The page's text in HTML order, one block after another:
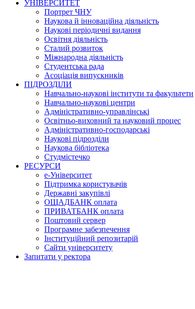
УНІВЕРСИТЕТ
Портрет ЧНУ
Наукова й інноваційна діяльність
Наукові періодичні видання
Освітня діяльність
Сталий розвиток
Міжнародна діяльність
Студентська рада
Асоціація випускників
ПІДРОЗДІЛИ
Навчально-наукові інститути та факультети
Навчально-наукові центри
Адміністративно-управлінські
Освітньо-виховний та науковий процес
Адміністративно-господарські
Наукові підрозділи
Наукова бібліотека
Студмістечко
РЕСУРСИ
е-Університет
Підтримка користувачів
Державні закупівлі
ОЩАДБАНК оплата
ПРИВАТБАНК оплата
Поштовий сервер
Програмне забезпечення
Інституційний репозитарій
Сайти університету
Запитати у ректора